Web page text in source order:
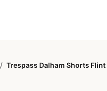
/ Trespass Dalham Shorts Flint